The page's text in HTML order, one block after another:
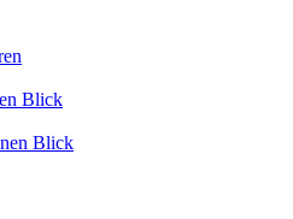
Blick
Blick